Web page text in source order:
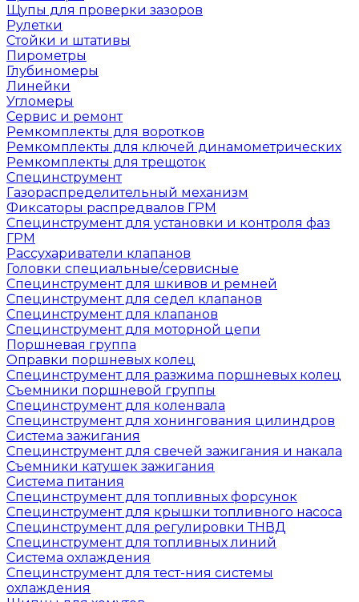
Щупы для проверки зазоров
Рулетки
Стойки и штативы
Пирометры
Глубиномеры
Линейки
Угломеры
Сервис и ремонт
Ремкомплекты для воротков
Ремкомплекты для ключей динамометрических
Ремкомплекты для трещоток
Специнструмент
Газораспределительный механизм
Фиксаторы распредвалов ГРМ
Специнструмент для установки и контроля фаз
ГРМ
Рассухариватели клапанов
Головки специальные/сервисные
Специнструмент для шкивов и ремней
Специнструмент для седел клапанов
Специнструмент для клапанов
Специнструмент для моторной цепи
Поршневая группа
Оправки поршневых колец
Специнструмент для разжима поршневых колец
Съемники поршневой группы
Специнструмент для коленвала
Специнструмент для хонингования цилиндров
Система зажигания
Специнструмент для свечей зажигания и накала
Съемники катушек зажигания
Система питания
Специнструмент для топливных форсунок
Специнструмент для крышки топливного насоса
Специнструмент для регулировки ТНВД
Специнструмент для топливных линий
Система охлаждения
Специнструмент для тест-ния системы
охлаждения